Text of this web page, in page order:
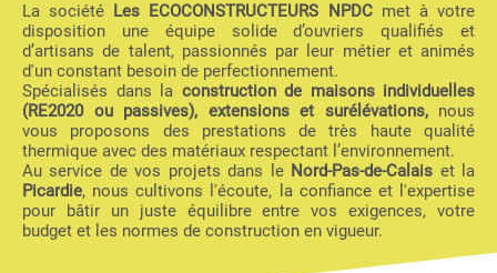
La société Les ECOCONSTRUCTEURS NPDCmet à votre
disposition une équipe solide d’ouvriers qualifiés et
d’artisans de talent, passionnés par leur métier et animés
d'un constant besoin de perfectionnement.
Spécialisés dans la construction de maisons individuelles
(RE2020 ou passives), extensions et surélévations,nous
vous proposons des prestations de très haute qualité
thermique avec des matériaux respectant l’environnement.
Au service de vos projets dans le Nord-Pas-de-Calais et la
Picardie, nous cultivons l'écoute, la confiance et l'expertise
pour bâtir un juste équilibre entre vos exigences, votre
budget et les normes de construction en vigueur.